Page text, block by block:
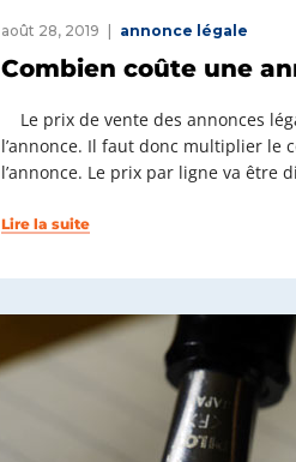
août 28, 2019 annonce légale
Combien coûte une
Le prix de vente des annonces
l’annonce. Il faut donc multiplier le
l’annonce. Le prix par ligne va
Lire la suite